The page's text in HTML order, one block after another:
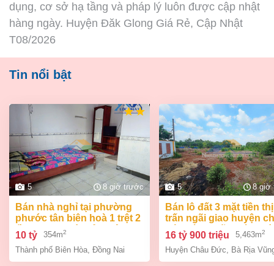
dụng, cơ sở hạ tầng và pháp lý luôn được cập nhật
hàng ngày. Huyện Đăk Glong Giá Rẻ, Cập Nhật
T08/2026
Tin nổi bật
5 8 giờ trước
bán nhà nghỉ tại phường
phước tân biên hoà 1 trệt 2
lầu 354m2 giá chỉ 10 tỷ
10 tỷ 354m2
Thành phố Biên Hòa Đồng Nai
5 8 giờ
bán lô đất 3 mặt tiền thị
trấn ngãi giao huyện
đức bà rịa vũng tàu giá
tỷ 9
16 tỷ 900 triệu 5,463m2
Huyện Châu Đức Bà Rịa